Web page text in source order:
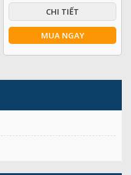
CHI TIẾT
MUA NGAY